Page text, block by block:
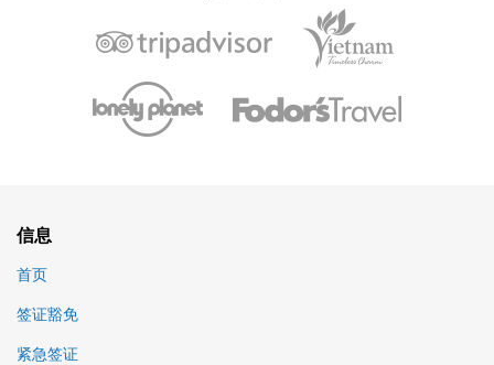
信息
首页
签证豁免
紧急签证